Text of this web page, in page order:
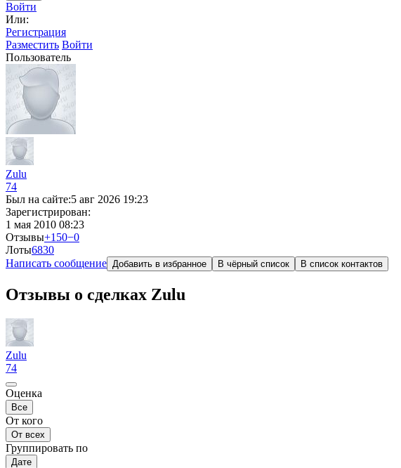
Войти
Или:
Регистрация
Разместить Войти
Пользователь
Zulu
74
Был на сайте:5 авг 2026 19:23
Зарегистрирован:
1 мая 2010 08:23
Отзывы+150−0
Лоты6830
Написать сообщение Добавить в избранное В чёрный список В список контактов
Отзывы о сделках Zulu
Zulu
74
Оценка
Все
От кого
От всех
Группировать по
Дате